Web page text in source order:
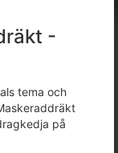
-
tema och
på